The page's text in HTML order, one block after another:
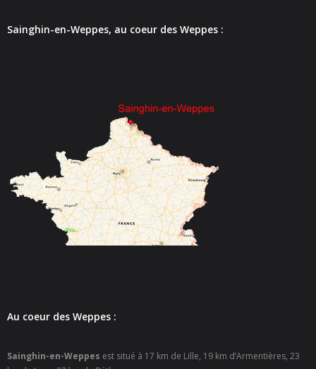
- - Médiathèque LA PARENTHÈSE
- Emploi Insertion Jeunes
- - la Mission Locale Métropole Sud
- - Nord Emploi
- Gestion des déchets
- Locations de salles
- CCAS
Sainghin-en-Weppes, au coeur des Weppes :
Au coeur des Weppes :
Sainghin-en-Weppes est situé à 17 km de Lille, 19 km d’Armentières, 23